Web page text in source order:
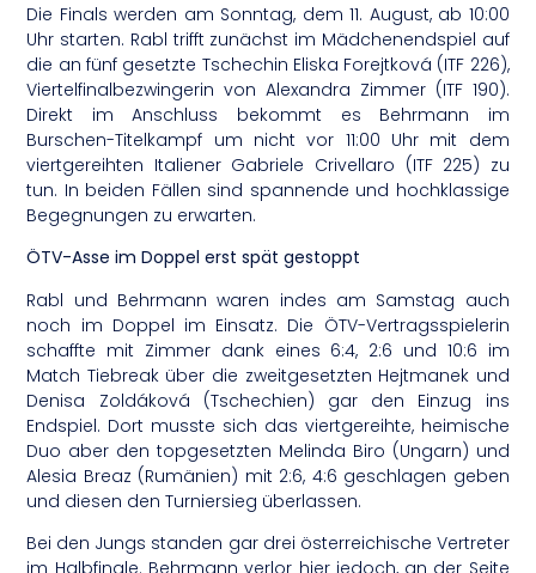
Die Finals werden am Sonntag, dem 11. August, ab 10:00
Uhr starten. Rabl trifft zunächst im Mädchenendspiel auf
die an fünf gesetzte Tschechin Eliska Forejtková (ITF 226),
Viertelfinalbezwingerin von Alexandra Zimmer (ITF 190).
Direkt im Anschluss bekommt es Behrmann im
Burschen-Titelkampf um nicht vor 11:00 Uhr mit dem
viertgereihten Italiener Gabriele Crivellaro (ITF 225) zu
tun. In beiden Fällen sind spannende und hochklassige
Begegnungen zu erwarten.
ÖTV-Asse im Doppel erst spät gestoppt
Rabl und Behrmann waren indes am Samstag auch
noch im Doppel im Einsatz. Die ÖTV-Vertragsspielerin
schaffte mit Zimmer dank eines 6:4, 2:6 und 10:6 im
Match Tiebreak über die zweitgesetzten Hejtmanek und
Denisa Zoldáková (Tschechien) gar den Einzug ins
Endspiel. Dort musste sich das viertgereihte, heimische
Duo aber den topgesetzten Melinda Biro (Ungarn) und
Alesia Breaz (Rumänien) mit 2:6, 4:6 geschlagen geben
und diesen den Turniersieg überlassen.
Bei den Jungs standen gar drei österreichische Vertreter